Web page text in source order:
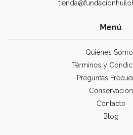
Menú
Quiénes
Términos y
Preguntas
Conservación
Contacto
Blog